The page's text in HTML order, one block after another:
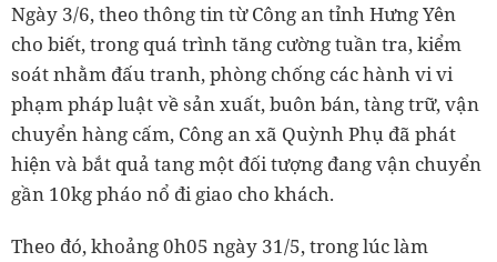
Ngày 3/6, theo thông tin từ Công an tỉnh Hưng Yên
cho biết, trong quá trình tăng cường tuần tra, kiểm
soát nhằm đấu tranh, phòng chống các hành vi vi
phạm pháp luật về sản xuất, buôn bán, tàng trữ, vận
chuyển hàng cấm, Công an xã Quỳnh Phụ đã phát
hiện và bắt quả tang một đối tượng đang vận chuyển
gần 10kg pháo nổ đi giao cho khách.
Theo đó, khoảng 0h05 ngày 31/5, trong lúc làm